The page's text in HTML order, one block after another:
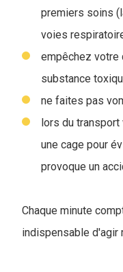
premiers soins
voies
empêchez votre
substance
ne faites pas
lors du
une cage pour
provoque un
Chaque minute
indispensable d'agir